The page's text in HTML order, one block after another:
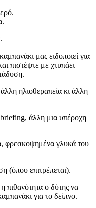
μας ειδοποιεί για
πιστέψτε με χτυπάει
ηλιοθεραπεία κι άλλη
άλλη μια υπέροχη
φρεσκοψημένα γλυκά του
(όπου επιτρέπεται).
πιθανότητα ο δύτης να
για το δείπνο.